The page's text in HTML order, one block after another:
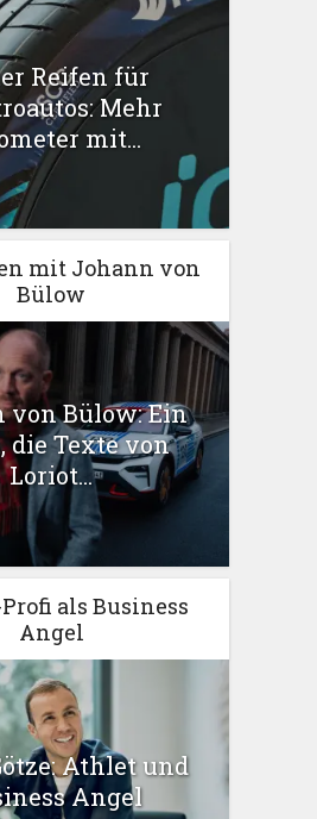
Reifen für
Mehr
mit...
mit Johann von
Bülow
von Bülow: Ein
die Texte von
Loriot...
als Business
Angel
Athlet und
Angel